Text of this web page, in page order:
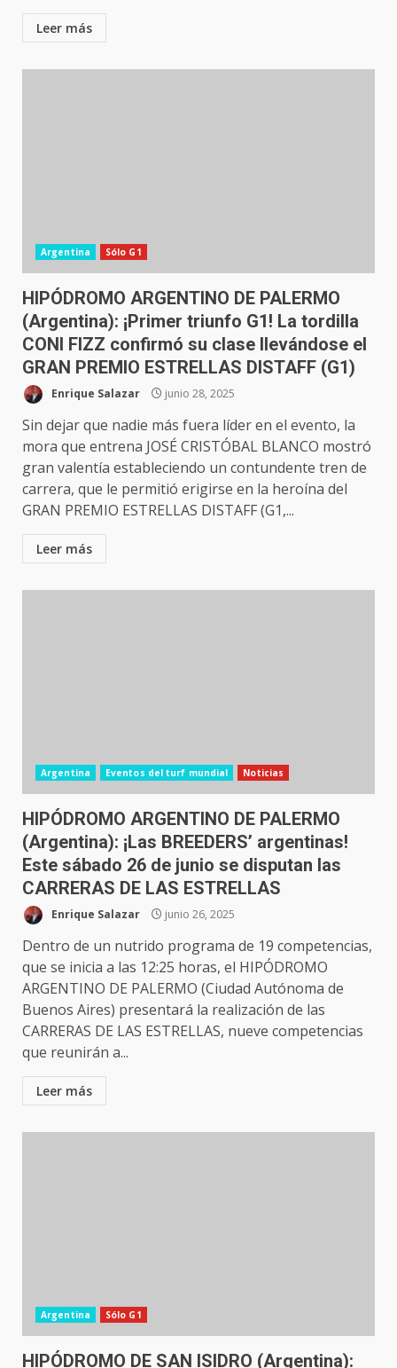
Leer más
Argentina Sólo G1
HIPÓDROMO ARGENTINO DE PALERMO
(Argentina): ¡Primer triunfo G1! La tordilla
CONI FIZZ confirmó su clase llevándose el
GRAN PREMIO ESTRELLAS DISTAFF (G1)
Enrique Salazar junio 28, 2025
Sin dejar que nadie más fuera líder en el evento, la
mora que entrena JOSÉ CRISTÓBAL BLANCO mostró
gran valentía estableciendo un contundente tren de
carrera, que le permitió erigirse en la heroína del
GRAN PREMIO ESTRELLAS DISTAFF (G1,...
Leer más
Argentina Eventos del turf mundial Noticias
HIPÓDROMO ARGENTINO DE PALERMO
(Argentina): ¡Las BREEDERS’ argentinas!
Este sábado 26 de junio se disputan las
CARRERAS DE LAS ESTRELLAS
Enrique Salazar junio 26, 2025
Dentro de un nutrido programa de 19 competencias,
que se inicia a las 12:25 horas, el HIPÓDROMO
ARGENTINO DE PALERMO (Ciudad Autónoma de
Buenos Aires) presentará la realización de las
CARRERAS DE LAS ESTRELLAS, nueve competencias
que reunirán a...
Leer más
Argentina Sólo G1
HIPÓDROMO DE SAN ISIDRO (Argentina):